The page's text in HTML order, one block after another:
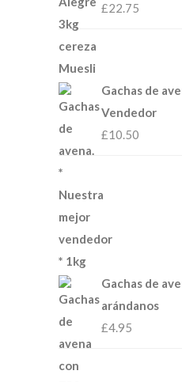
£22.75
Gachas de
Vendedor
£10.50
Gachas de
arándanos
£4.95